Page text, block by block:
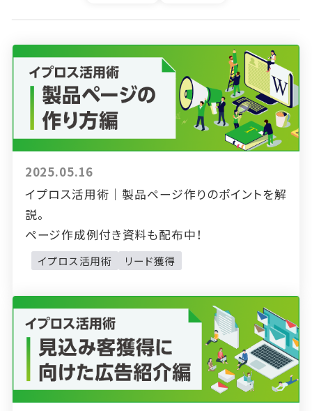
2025.05.16
イプロス活用術｜製品ページ作りのポイントを解
説。
ページ作成例付き資料も配布中！
イプロス活用術 リード獲得